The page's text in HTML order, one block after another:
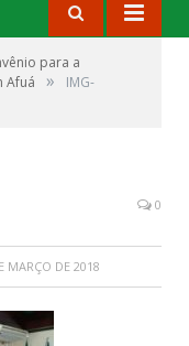
para a
Afuá
»
IMG-
0
MARÇO DE 2018